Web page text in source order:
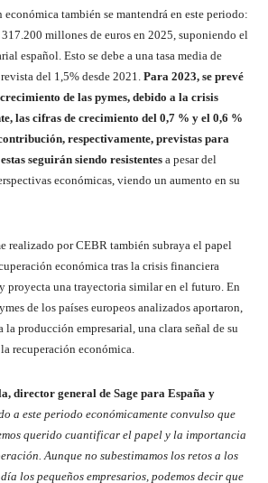
también se mantendrá en este periodo:
millones de euros en 2025, suponiendo el
español. Esto se debe a una tasa media de
del 1,5% desde 2021. Para 2023, se prevé
de las pymes, debido a la crisis
las cifras de crecimiento del 0,7 % y el 0,6 %
respectivamente, previstas para
seguirán siendo resistentes a pesar del
económicas, viendo un aumento en su
realizado por CEBR también subraya el papel
económica tras la crisis financiera
proyecta una trayectoria similar en el futuro. En
de los países europeos analizados aportaron,
la producción empresarial, una clara señal de su
recuperación económica.
director general de Sage para España y
a este periodo económicamente convulso que
querido cuantificar el papel y la importancia
Aunque no subestimamos los retos a los
los pequeños empresarios, podemos decir que